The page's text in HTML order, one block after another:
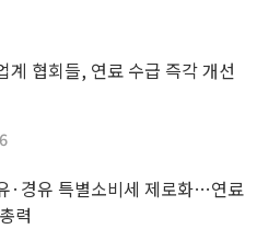
계 협회들, 연료 수급 즉각 개선
·경유 특별소비세 제로화…연료
력